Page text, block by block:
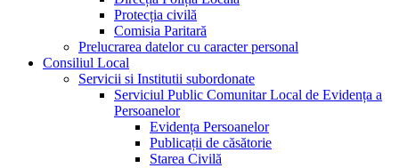
Protecția civilă
Comisia Paritară
Prelucrarea datelor cu caracter personal
Consiliul Local
Servicii si Institutii subordonate
Serviciul Public Comunitar Local de Evidența a
Persoanelor
Evidența Persoanelor
Publicații de căsătorie
Starea Civilă